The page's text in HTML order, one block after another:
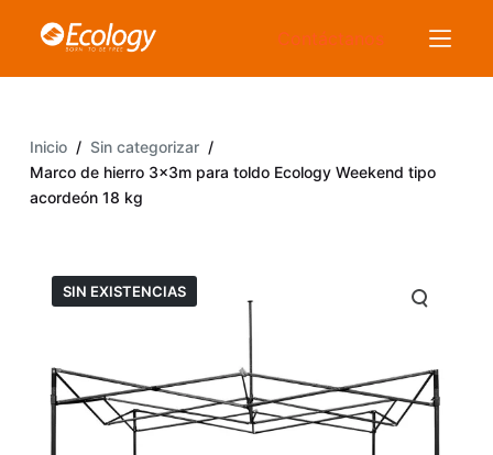
l
a
a
Contáctanos
Inicio / Sin categorizar /
Marco de hierro 3x3m para toldo Ecology Weekend tipo
acordeón 18 kg
SIN EXISTENCIAS